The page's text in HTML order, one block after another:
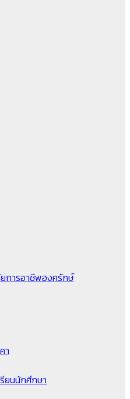
การอาชีพองครักษ์
า
ยนนักศึกษา